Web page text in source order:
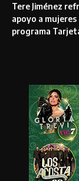
Tere Jiménez
apoyo a mujeres
programa